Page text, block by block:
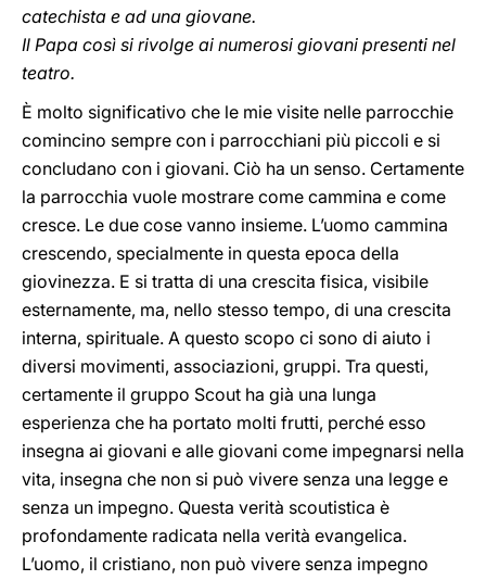
catechista e ad una giovane.
Il Papa così si rivolge ai numerosi giovani presenti nel
teatro.
È molto significativo che le mie visite nelle parrocchie
comincino sempre con i parrocchiani più piccoli e si
concludano con i giovani. Ciò ha un senso. Certamente
la parrocchia vuole mostrare come cammina e come
cresce. Le due cose vanno insieme. L’uomo cammina
crescendo, specialmente in questa epoca della
giovinezza. E si tratta di una crescita fisica, visibile
esternamente, ma, nello stesso tempo, di una crescita
interna, spirituale. A questo scopo ci sono di aiuto i
diversi movimenti, associazioni, gruppi. Tra questi,
certamente il gruppo Scout ha già una lunga
esperienza che ha portato molti frutti, perché esso
insegna ai giovani e alle giovani come impegnarsi nella
vita, insegna che non si può vivere senza una legge e
senza un impegno. Questa verità scoutistica è
profondamente radicata nella verità evangelica.
L’uomo, il cristiano, non può vivere senza impegno